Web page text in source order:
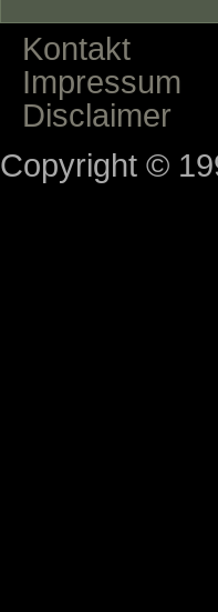
Kontakt
Impressum
Disclaimer
Copyright ©